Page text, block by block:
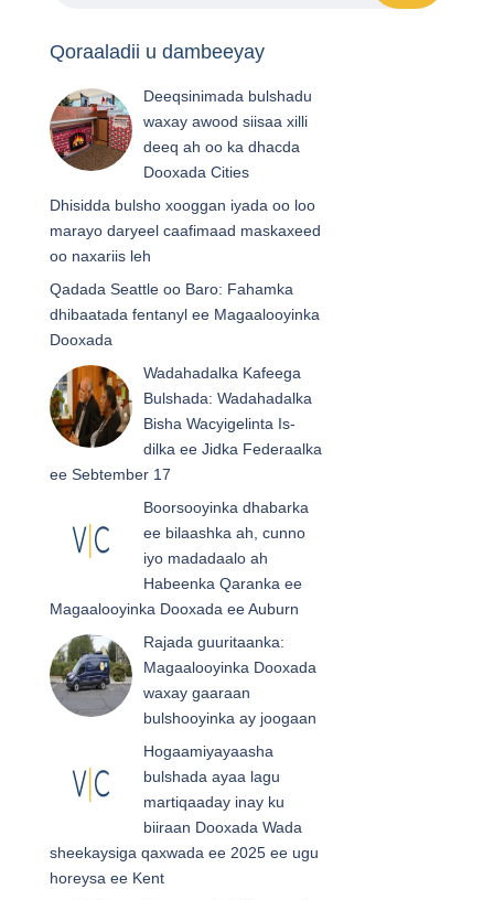
Qoraaladii u dambeeyay
Deeqsinimada bulshadu
waxay awood siisaa xilli
deeq ah oo ka dhacda
Dooxada Cities
Dhisidda bulsho xooggan iyada oo loo
marayo daryeel caafimaad maskaxeed
oo naxariis leh
Qadada Seattle oo Baro: Fahamka
dhibaatada fentanyl ee Magaalooyinka
Dooxada
Wadahadalka Kafeega
Bulshada: Wadahadalka
Bisha Wacyigelinta Is-
dilka ee Jidka Federaalka
ee Sebtember 17
Boorsooyinka dhabarka
ee bilaashka ah, cunno
iyo madadaalo ah
Habeenka Qaranka ee
Magaalooyinka Dooxada ee Auburn
Rajada guuritaanka:
Magaalooyinka Dooxada
waxay gaaraan
bulshooyinka ay joogaan
Hogaamiyayaasha
bulshada ayaa lagu
martiqaaday inay ku
biiraan Dooxada Wada
sheekaysiga qaxwada ee 2025 ee ugu
horeysa ee Kent